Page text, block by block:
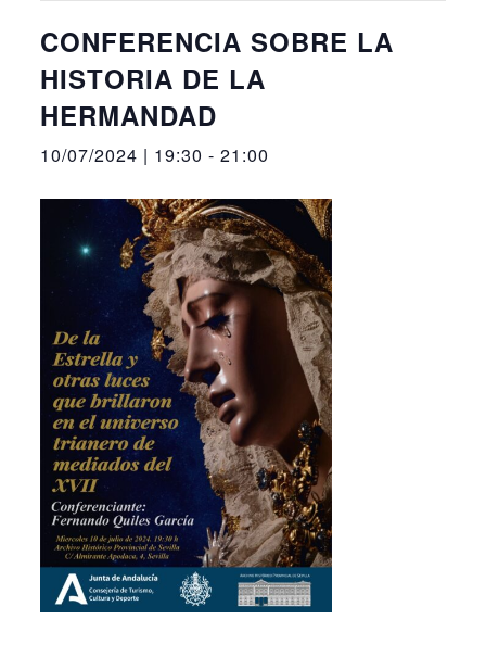
CONFERENCIA SOBRE LA
HISTORIA DE LA
HERMANDAD
10/07/2024 | 19:30 - 21:00